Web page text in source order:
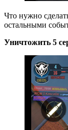
Что нужно
остальными
Уничтожить 5